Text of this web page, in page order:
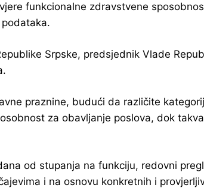
funkcionalne zdravstvene
Srpske, predsjednik Vlade
praznine, budući da različite
za obavljanje poslova, dok
od stupanja na funkciju, redovni
i na osnovu konkretnih i